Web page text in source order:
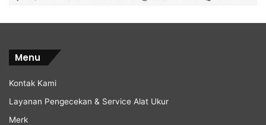
Menu
Kontak Kami
Layanan Pengecekan & Service Alat Ukur
Merk